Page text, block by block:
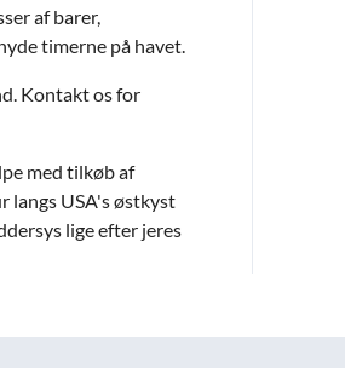
af barer,
timerne på havet.
Kontakt os for
med tilkøb af
langs USA's østkyst
lige efter jeres